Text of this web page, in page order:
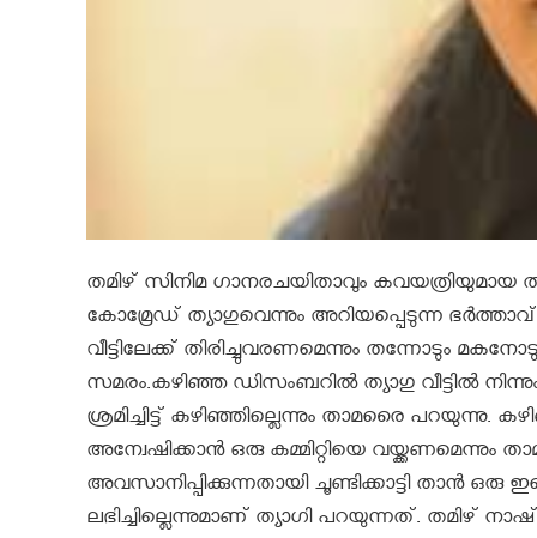
തമിഴ് സിനിമ ഗാനരചയിതാവും
കോമ്രേഡ് ത്യാഗുവെന്നും അറിയപ്പെടുന്ന ഭർത്താവ്
വീട്ടിലേക്ക് തിരിച്ചുവരണമെന്നും തന്നോടും
സമരം.കഴിഞ്ഞ ഡിസംബറില്‍ ത്യാഗു വീട്ടില്‍
ശ്രമിച്ചിട്ട് കഴിഞ്ഞില്ലെന്നും താമരൈ പറയുന്നു.
അന്വേഷിക്കാന്‍ ഒരു കമ്മിറ്റിയെ
അവസാനിപ്പിക്കുന്നതായി ചൂണ്ടിക്കാട്ടി താന്‍
ലഭിച്ചില്ലെന്നുമാണ്‌ ത്യാഗി പറയുന്നത്‌. തമിഴ്‌